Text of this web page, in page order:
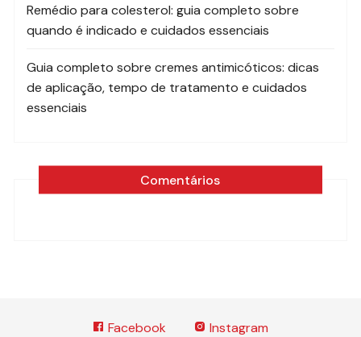
Remédio para colesterol: guia completo sobre
quando é indicado e cuidados essenciais
Guia completo sobre cremes antimicóticos: dicas
de aplicação, tempo de tratamento e cuidados
essenciais
Comentários
Facebook Instagram